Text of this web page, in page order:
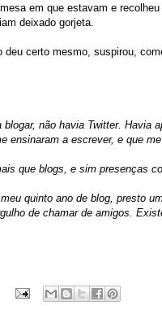
em que estavam e
deixado gorjeta.
deu certo mesmo, suspirou,
não havia Twitter. Havia
ensinaram a escrever, e que
que blogs, e sim presenças
quinto ano de blog, presto
de chamar de amigos.